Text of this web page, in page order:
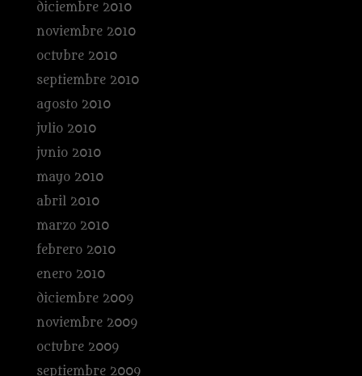
diciembre 2010
noviembre 2010
octubre 2010
septiembre 2010
agosto 2010
julio 2010
junio 2010
mayo 2010
abril 2010
marzo 2010
febrero 2010
enero 2010
diciembre 2009
noviembre 2009
octubre 2009
septiembre 2009